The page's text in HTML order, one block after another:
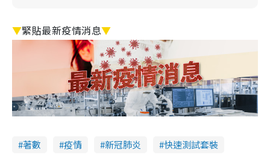
▼緊貼最新疫情消息▼
著數 疫情 新冠肺炎
快速測試套裝